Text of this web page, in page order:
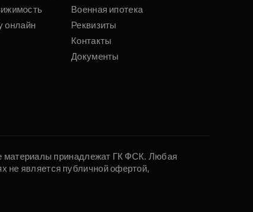
онлайн
Военная ипотека
Реквизиты
Контакты
Документы
материалы принадлежат ГК ФСК. Любая
не является публичной офертой,